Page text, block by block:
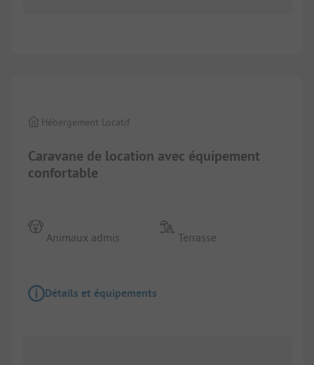
Caravane de location avec équipement
confortable
Hébergement Locatif
Animaux admis Terrasse
Détails et équipements